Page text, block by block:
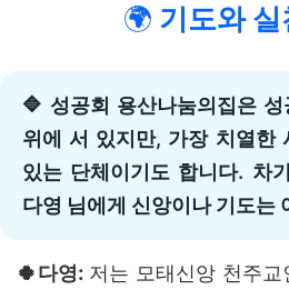
🌍 기도와 실
🔷 성공회 용산나눔의집은
위에 서 있지만, 가장 치열한
있는 단체이기도 합니다. 차
다영 님에게 신앙이나 기도는
🍀다영:저는 모태신앙 천주교